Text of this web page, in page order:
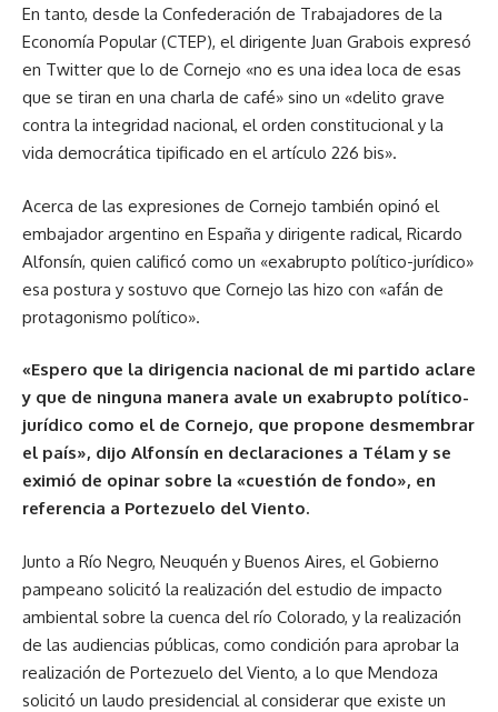
En tanto, desde la Confederación de Trabajadores de la
Economía Popular (CTEP), el dirigente Juan Grabois expresó
en Twitter que lo de Cornejo «no es una idea loca de esas
que se tiran en una charla de café» sino un «delito grave
contra la integridad nacional, el orden constitucional y la
vida democrática tipificado en el artículo 226 bis».
Acerca de las expresiones de Cornejo también opinó el
embajador argentino en España y dirigente radical, Ricardo
Alfonsín, quien calificó como un «exabrupto político-jurídico»
esa postura y sostuvo que Cornejo las hizo con «afán de
protagonismo político».
«Espero que la dirigencia nacional de mi partido aclare
y que de ninguna manera avale un exabrupto político-
jurídico como el de Cornejo, que propone desmembrar
el país», dijo Alfonsín en declaraciones a Télam y se
eximió de opinar sobre la «cuestión de fondo», en
referencia a Portezuelo del Viento.
Junto a Río Negro, Neuquén y Buenos Aires, el Gobierno
pampeano solicitó la realización del estudio de impacto
ambiental sobre la cuenca del río Colorado, y la realización
de las audiencias públicas, como condición para aprobar la
realización de Portezuelo del Viento, a lo que Mendoza
solicitó un laudo presidencial al considerar que existe un